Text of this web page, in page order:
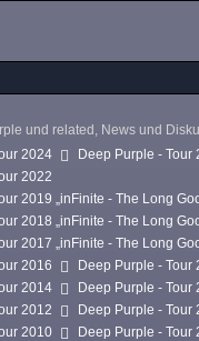
und related, News und
2024
Deep Purple - Tour
2022
2019 „inFinite - The Long
2018 „inFinite - The Long
2017 „inFinite - The Long
2016
Deep Purple - Tour
2014
Deep Purple - Tour
2012
Deep Purple - Tour
2010
Deep Purple - Tour